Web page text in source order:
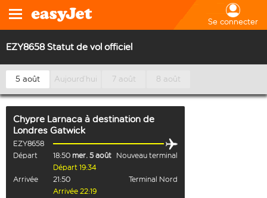
Se connecter
EZY8658 Statut de vol officiel
5 août Aujourd’hui 7 août 8 août
Chypre Larnaca à destination de
Londres Gatwick
EZY8658
Départ
18:50 mer. 5 août Nouveau terminal
Départ 19:34
Arrivée
21:50
Terminal Nord
Arrivée 22:19